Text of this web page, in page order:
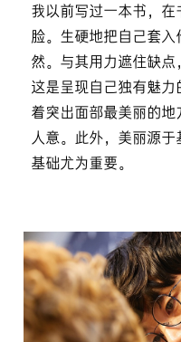
我以前写过一本书，
脸。生硬地把自己套入
然。与其用力遮住缺
这是呈现自己独有魅
着突出面部最美丽的
人意。此外，美丽源
基础尤为重要。